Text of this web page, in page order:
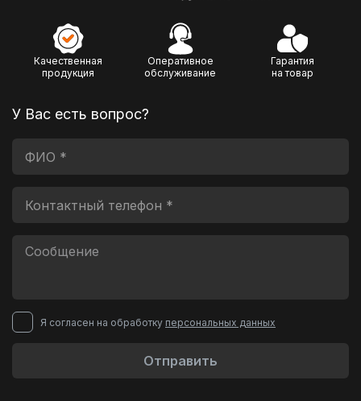
Качественная
продукция
Оперативное
обслуживание
Гарантия
на товар
У Вас есть вопрос?
Я согласен на обработку персональных данных
Отправить